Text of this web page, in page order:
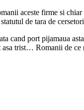
aceste firme si
statutul de tara de
cand port pijamaua
asa trist… Romanii de ce